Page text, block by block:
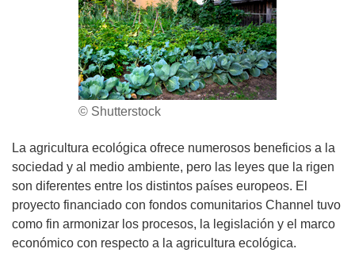
© Shutterstock
La agricultura ecológica ofrece numerosos beneficios a la
sociedad y al medio ambiente, pero las leyes que la rigen
son diferentes entre los distintos países europeos. El
proyecto financiado con fondos comunitarios Channel tuvo
como fin armonizar los procesos, la legislación y el marco
económico con respecto a la agricultura ecológica.